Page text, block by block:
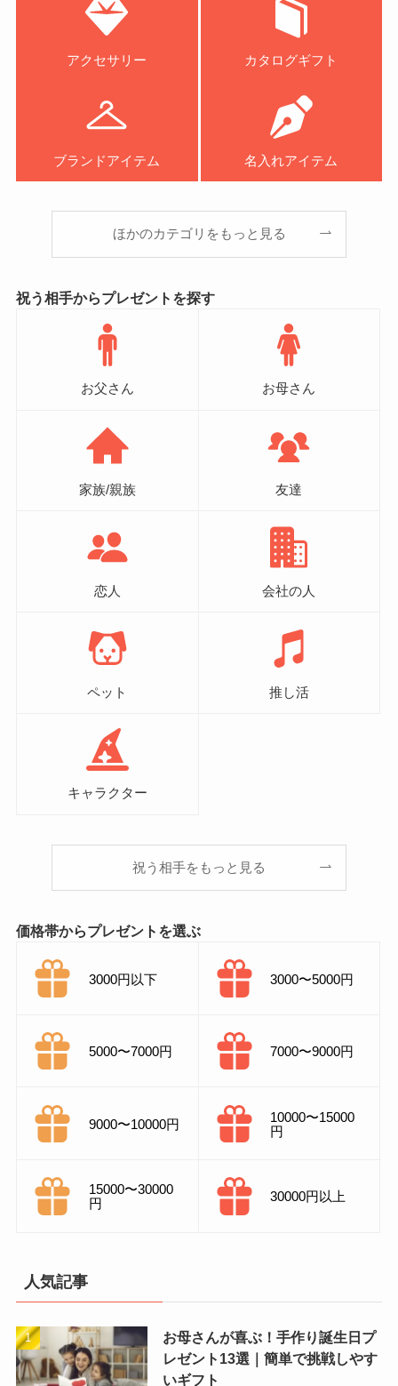
アクセサリー カタログギフト
ブランドアイテム 名入れアイテム
ほかのカテゴリをもっと見る
祝う相手からプレゼントを探す
お父さん お母さん
家族/親族 友達
恋人 会社の人
ペット 推し活
キャラクター
祝う相手をもっと見る
価格帯からプレゼントを選ぶ
3000円以下 3000〜5000円
5000〜7000円 7000〜9000円
9000〜10000円
10000〜15000
円
15000〜30000
円
30000円以上
人気記事
お母さんが喜ぶ！手作り誕生日プ
レゼント13選｜簡単で挑戦しやす
いギフト